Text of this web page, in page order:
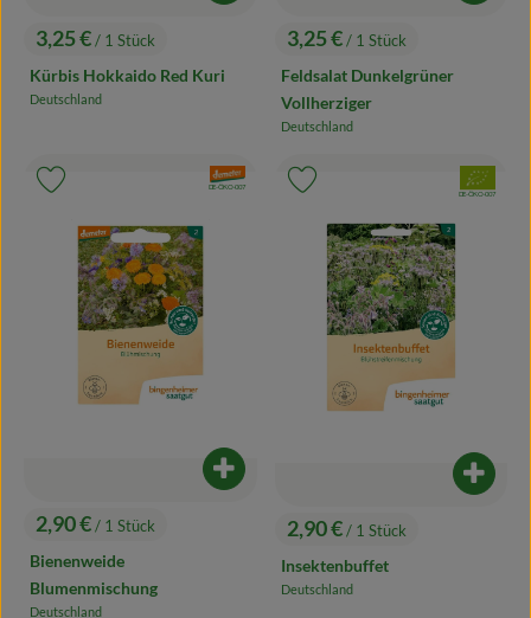
, Preis:
3,25 €/ 1 Stück
Kürbis Hokkaido Red Kuri
, Herkunft:
Deutschland
, Preis:
3,25 €/ 1 Stück
Feldsalat Dunkelgrüner
Vollherziger
, Herkunft:
Deutschland
, Preis:
2,90 €/ 1 Stück
Bienenweide
Blumenmischung
Deutschland
Produkt zum Warenkorb hinzufügen
, Verband:
, Kontrollstelle:
DE-ÖKO-007
Produkt zu Favouriten hinzufügen
, Preis:
2,90 €/ 1 Stück
Insektenbuffet
, Herkunft:
Deutschland
, Verband:
, Kontrollstelle:
DE-ÖKO-007
Produkt zu Favouriten hinzufügen